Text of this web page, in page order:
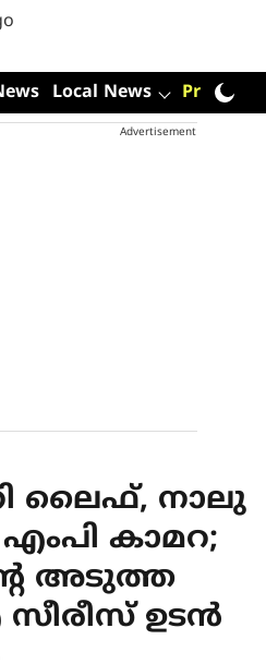
Local News Premium
Advertisement
ലൈഫ്, നാലു
കാമറ;
അടുത്ത
ഉടന്‍